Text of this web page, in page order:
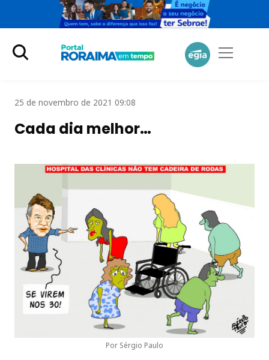
25 de novembro de 2021 09:08
Cada dia melhor…
Por Sérgio Paulo